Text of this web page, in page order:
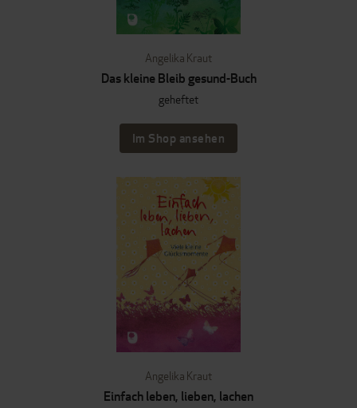
Angelika Kraut
Das kleine Bleib gesund-Buch
geheftet
Im Shop ansehen
Angelika Kraut
Einfach leben, lieben, lachen